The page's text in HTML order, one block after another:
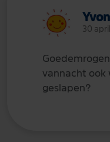
30
vannacht ook
geslapen?